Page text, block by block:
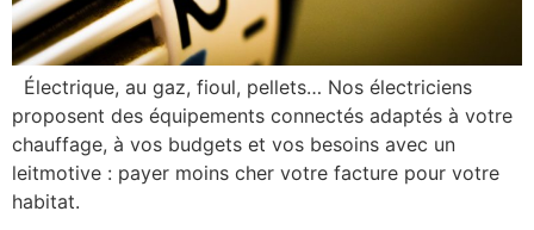
Électrique, au gaz, fioul, pellets… Nos électriciens
proposent des équipements connectés adaptés à votre
chauffage, à vos budgets et vos besoins avec un
leitmotive : payer moins cher votre facture pour votre
habitat.